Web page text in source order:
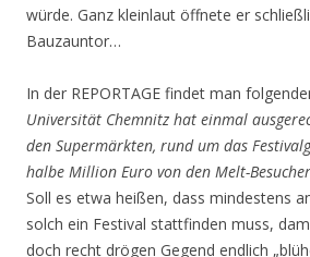
würde. Ganz kleinlaut öffnete er
Bauzauntor…
In der REPORTAGE findet man
Universität Chemnitz hat einmal
den Supermärkten, rund um das
halbe Million Euro von den Melt-
Soll es etwa heißen, dass mindestens
solch ein Festival stattfinden muss,
doch recht drögen Gegend endlich